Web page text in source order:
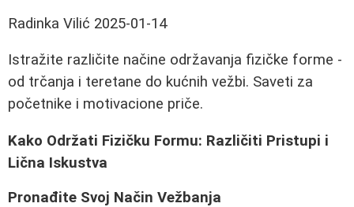
Radinka Vilić 2025-01-14
Istražite različite načine održavanja fizičke forme -
od trčanja i teretane do kućnih vežbi. Saveti za
početnike i motivacione priče.
Kako Održati Fizičku Formu: Različiti Pristupi i
Lična Iskustva
Pronađite Svoj Način Vežbanja